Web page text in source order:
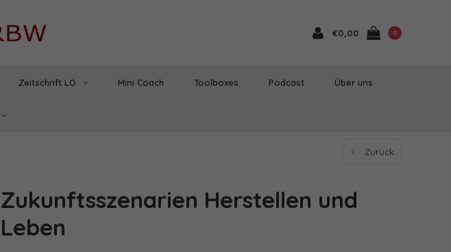
€0,00 0
Zeitschrift LO Mini Coach Toolboxes Podcast Über uns
Zurück
Zukunftsszenarien Herstellen und
Leben